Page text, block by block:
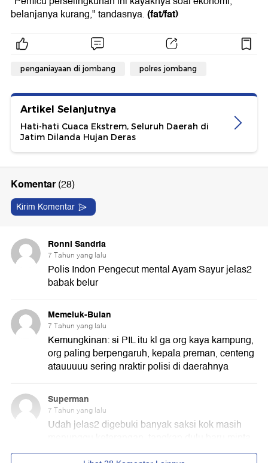
belanjanya kurang," tandasnya.(fat/fat)
penganiayaan di jombang polres jombang
Artikel Selanjutnya
Hati-hati Cuaca Ekstrem, Seluruh Daerah di
Jatim Dilanda Hujan Deras